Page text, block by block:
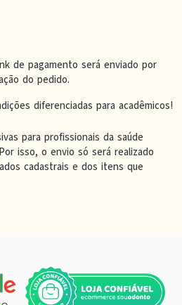
de pagamento será enviado por
do pedido.
diferenciadas para acadêmicos!
para profissionais da saúde
isso, o envio só será realizado
cadastrais e dos itens que